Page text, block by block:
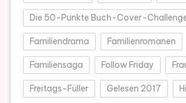
Die 50-Punkte Buch-Cover-
Familiendrama Familienromanen
Familiensaga Follow Friday
Freitags-Füller Gelesen 2017